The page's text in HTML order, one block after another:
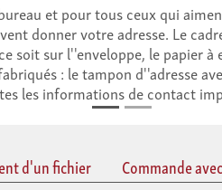
et pour tous ceux qui
donner votre adresse. Le
soit sur l''enveloppe, le papier à
: le tampon d''adresse
les informations de contact
d'un fichier Commande